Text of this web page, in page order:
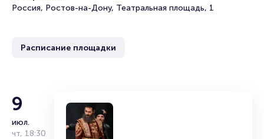
Среднее время на покупку билета здесь начиная с выбора
«Венецианские близнецы» пользуются большой
Подробнее о том, как вернуть, сдать или продать билет
читайте в разделах:
Россия, Ростов-на-Дону, Театральная площадь, 1
Расписание площадки
9
июл.
чт, 18:30